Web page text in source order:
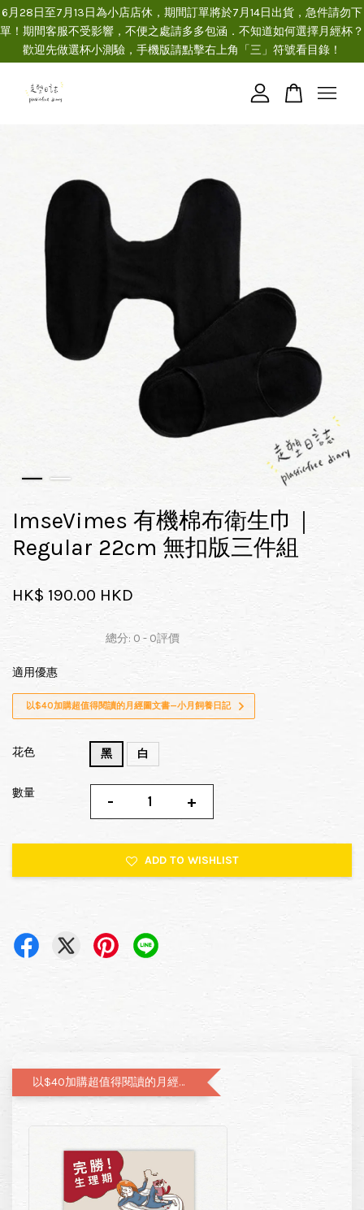
6月28日至7月13日為小店店休，期間訂單將於7月14日出貨，急件請勿下
單！期間客服不受影響，不便之處請多多包涵．不知道如何選擇月經杯？
歡迎先做選杯小測驗，手機版請點擊右上角「三」符號看目錄！
ImseVimes 有機棉布衛生巾｜
Regular 22cm 無扣版三件組
HK$ 190.00 HKD
總分: 0 - 0評價
適用優惠
以$40加購超值得閱讀的月經圖文書—小月飼養日記
花色 黑 白
數量 - +
ADD TO WISHLIST
以$40加購超值得閱讀的月經圖文書—小月飼養日記
您的購物車目前還是空的。